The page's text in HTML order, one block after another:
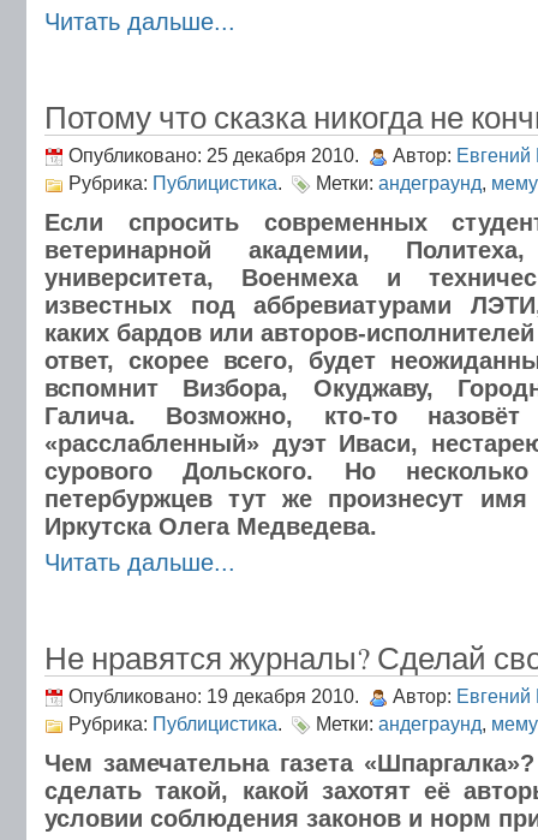
Читать дальше...
Потому что сказка никогда не
Опубликовано: 25 декабря 2010. Автор: Евгений
Рубрика: Публицистика. Метки: андеграунд,
Если спросить современных
ветеринарной академии, Политеха,
университета, Военмеха и
известных под аббревиатурами
каких бардов или авторов-
ответ, скорее всего, будет
вспомнит Визбора, Окуджаву,
Галича. Возможно, кто-то
«расслабленный» дуэт Иваси,
сурового Дольского. Но
петербуржцев тут же произнесут
Иркутска Олега Медведева.
Читать дальше...
Не нравятся журналы? Сделай
Опубликовано: 19 декабря 2010. Автор: Евгений
Рубрика: Публицистика. Метки: андеграунд,
Чем замечательна газета
сделать такой, какой захотят её
условии соблюдения законов и норм